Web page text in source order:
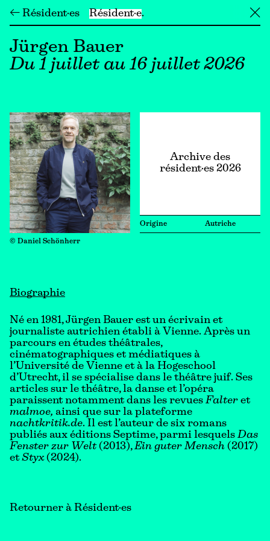
← Résident·es Résident·e ╳
Jürgen Bauer
Du 1 juillet au 16 juillet 2026
© Daniel Schönherr
Archive des
résident·es 2026
Origine Autriche
Biographie
Né en 1981, Jürgen Bauer est un écrivain et
journaliste autrichien établi à Vienne. Après un
parcours en études théâtrales,
cinématographiques et médiatiques à
l’Université de Vienne et à la Hogeschool
d’Utrecht, il se spécialise dans le théâtre juif. Ses
articles sur le théâtre, la danse et l’opéra
paraissent notamment dans les revues Falter et
malmoe, ainsi que sur la plateforme
nachtkritik.de. Il est l’auteur de six romans
publiés aux éditions Septime, parmi lesquels Das
Fenster zur Welt(2013),Ein guter Mensch (2017)
et Styx(2024).
Retourner à Résident·es